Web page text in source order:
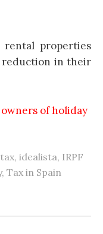
properties
reduction in their
of holiday
, idealista, IRPF
, Tax in Spain